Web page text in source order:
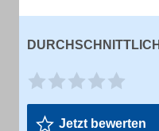
Jetzt bewerten